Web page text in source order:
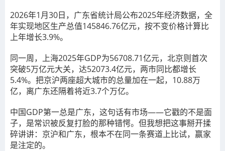
2026年1月30日，广东省统计局公布2025年经济数据，全
年实现地区生产总值145846.76亿元，按不变价格计算比
上年增长3.9%。
同一周，上海2025年GDP为56708.71亿元，北京则首次
突破5万亿元大关，达52073.4亿元，两市同比都增长
5.4%。把京沪两座超大城市的总量加在一起，10.88万
亿，离广东还隔着将近3.7个万亿。
中国GDP第一总是广东，这句话有市场——它戳的不是面
子，是常识被反复打脸的那种错愕。但我想把这事掰开揉
碎讲讲：京沪和广东，根本不在同一条赛道上比试，赢家
是注定的。